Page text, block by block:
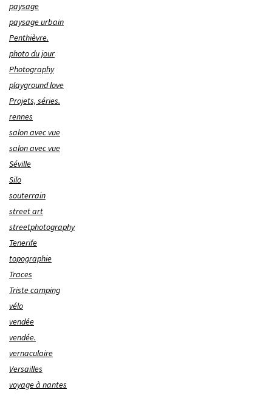
paysage
paysage urbain
Penthièvre.
photo du jour
Photography
playground love
Projets, séries.
rennes
salon avec vue
salon avec vue
Séville
Silo
souterrain
street art
streetphotography
Tenerife
topographie
Traces
Triste camping
vélo
vendée
vendée.
vernaculaire
Versailles
voyage à nantes